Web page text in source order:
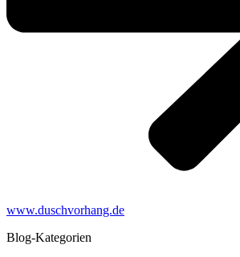
www.duschvorhang.de
Blog-Kategorien